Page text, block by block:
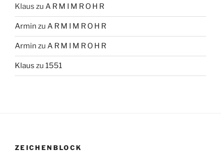
Klaus zu A R M I M R O H R
Armin zu A R M I M R O H R
Armin zu A R M I M R O H R
Klaus zu 1551
ZEICHENBLOCK